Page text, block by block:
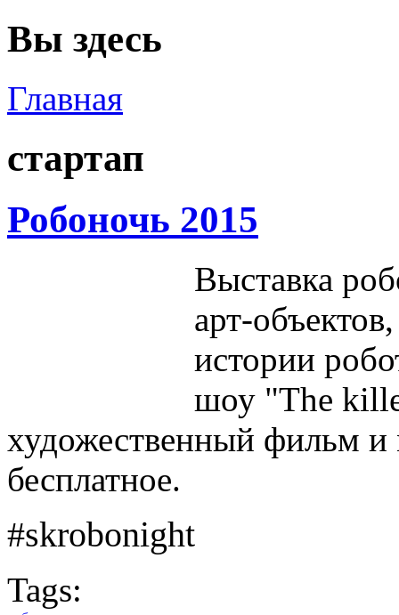
Вы здесь
Главная
стартап
Робоночь 2015
Выставка
арт-
истории
шоу "The
художественный фильм и
бесплатное.
#skrobonight
Tags: